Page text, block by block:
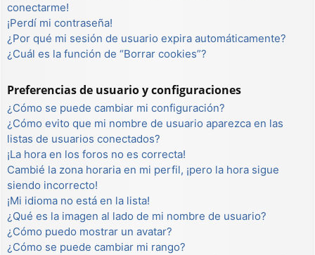
conectarme!
¡Perdí mi contraseña!
¿Por qué mi sesión de usuario expira automáticamente?
¿Cuál es la función de “Borrar cookies”?
Preferencias de usuario y configuraciones
¿Cómo se puede cambiar mi configuración?
¿Cómo evito que mi nombre de usuario aparezca en las
listas de usuarios conectados?
¡La hora en los foros no es correcta!
Cambié la zona horaria en mi perfil, ¡pero la hora sigue
siendo incorrecto!
¡Mi idioma no está en la lista!
¿Qué es la imagen al lado de mi nombre de usuario?
¿Cómo puedo mostrar un avatar?
¿Cómo se puede cambiar mi rango?